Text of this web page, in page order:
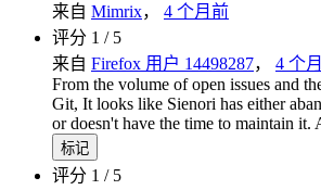
来自 Mimrix， 4 个月前
评分 1 / 5
来自 Firefox 用户 14498287， 4 个
From the volume of open issues and
Git, It looks like Sienori has either
or doesn't have the time to maintain it.
标记
评分 1 / 5